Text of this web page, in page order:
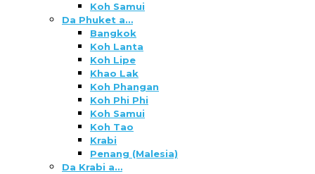
Koh Samui
Da Phuket a…
Bangkok
Koh Lanta
Koh Lipe
Khao Lak
Koh Phangan
Koh Phi Phi
Koh Samui
Koh Tao
Krabi
Penang (Malesia)
Da Krabi a…